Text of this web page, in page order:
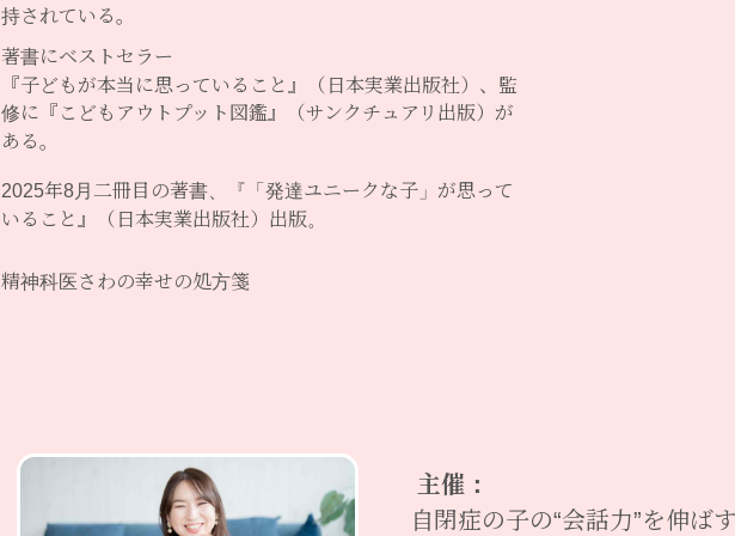
持されている。
著書にベストセラー
『子どもが本当に思っていること』（日本実業出版社）、監
修に『こどもアウトプット図鑑』（サンクチュアリ出版）が
ある。
2025年8月二冊目の著書、『「発達ユニークな子」が思って
いること』（日本実業出版社）出版。
精神科医さわの幸せの処方箋
主催：
自閉症の子の“会話力”を伸ば